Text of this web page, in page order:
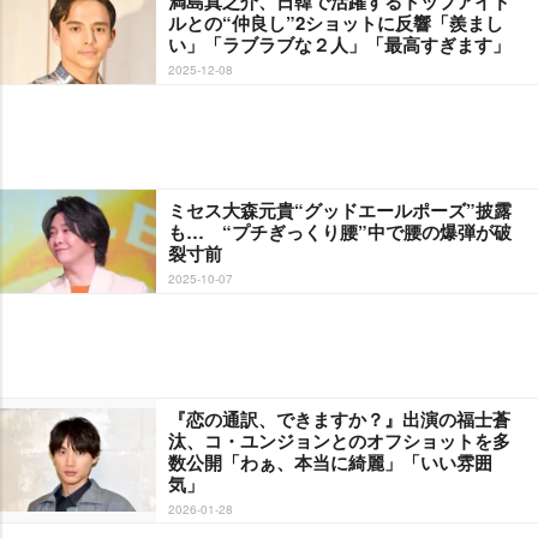
ルとの“仲良し”2ショットに反響「羨まし
い」「ラブラブな２人」「最高すぎます」
2025-12-08
ミセス大森元貴“グッドエールポーズ”披露
も… “プチぎっくり腰”中で腰の爆弾が破
裂寸前
2025-10-07
『恋の通訳、できますか？』出演の福士蒼
汰、コ・ユンジョンとのオフショットを多
数公開「わぁ、本当に綺麗」「いい雰囲
気」
2026-01-28